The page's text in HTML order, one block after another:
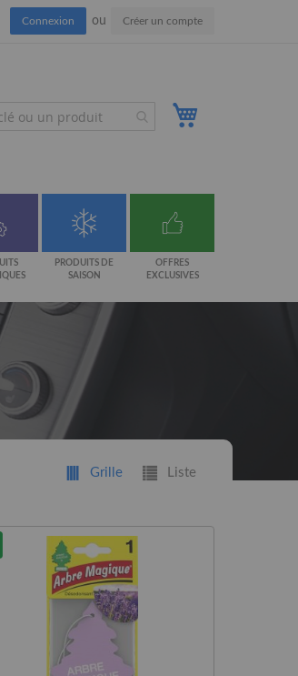
Connexion Créer un compte
PRODUITS DE
SAISON
OFFRES
EXCLUSIVES
Grille Liste